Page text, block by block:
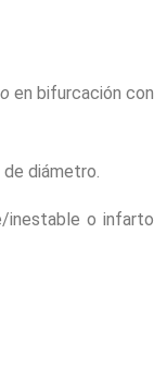
en bifurcación con
de diámetro.
inestable o infarto